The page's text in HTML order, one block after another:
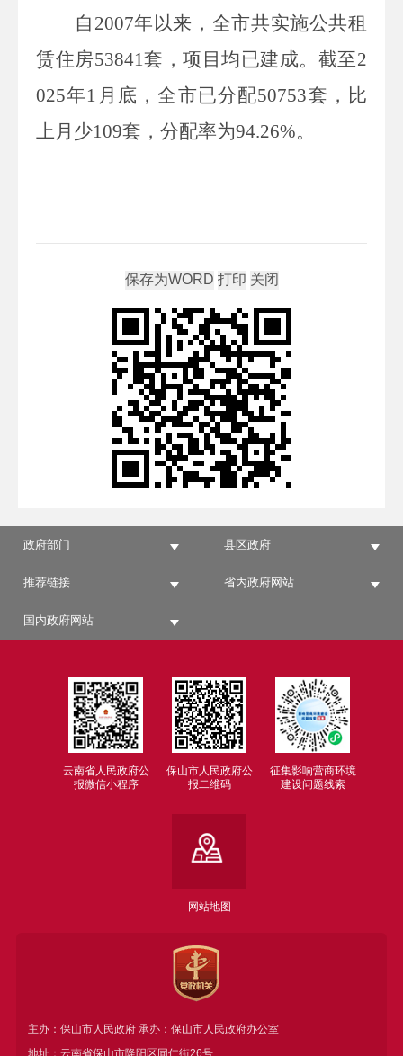
自2007年以来，全市共实施公共租
赁住房53841套，项目均已建成。截至2
025年1月底，全市已分配50753套，比
上月少109套，分配率为94.26%。
政府部门 县区政府
推荐链接 省内政府网站
国内政府网站
云南省人民政府公
报微信小程序
保山市人民政府公
报二维码
征集影响营商环境
建设问题线索
网站地图
主办：保山市人民政府 承办：保山市人民政府办公室
地址：云南省保山市隆阳区同仁街26号